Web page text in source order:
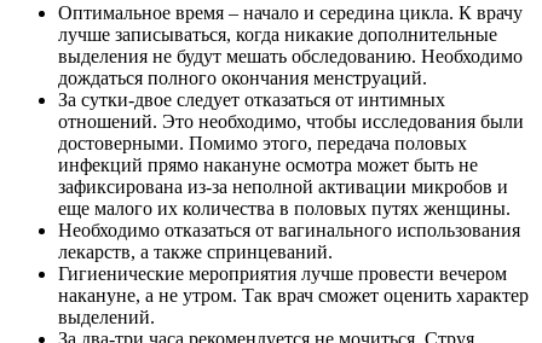
Оптимальное время – начало и середина цикла. К врачу
лучше записываться, когда никакие дополнительные
выделения не будут мешать обследованию. Необходимо
дождаться полного окончания менструаций.
За сутки-двое следует отказаться от интимных
отношений. Это необходимо, чтобы исследования были
достоверными. Помимо этого, передача половых
инфекций прямо накануне осмотра может быть не
зафиксирована из-за неполной активации микробов и
еще малого их количества в половых путях женщины.
Необходимо отказаться от вагинального использования
лекарств, а также спринцеваний.
Гигиенические мероприятия лучше провести вечером
накануне, а не утром. Так врач сможет оценить характер
выделений.
За два-три часа рекомендуется не мочиться. Струя